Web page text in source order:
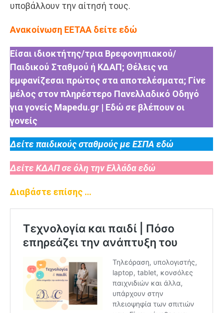
υποβάλλουν την αίτησή τους.
Ανακοίνωση ΕΕΤΑΑ δείτε εδώ
Είσαι ιδιοκτήτης/τρια Βρεφονηπιακού/
Παιδικού Σταθμού ή ΚΔΑΠ; Θέλεις να
εμφανίζεσαι πρώτος στα αποτελέσματα; Γίνε
μέλος στον πληρέστερο Πανελλαδικό Οδηγό
για γονείς Mapedu.gr | Εδώ σε βλέπουν οι
γονείς
Δείτε παιδικούς σταθμούς με ΕΣΠΑ εδώ
Δείτε ΚΔΑΠ σε όλη την Ελλάδα εδώ
Διαβάστε επίσης …